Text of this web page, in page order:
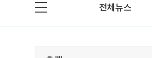
전체뉴스